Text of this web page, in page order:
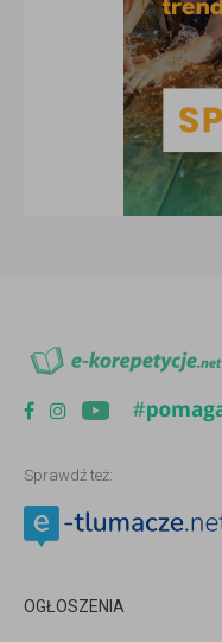
Sprawdź też:
OGŁOSZENIA